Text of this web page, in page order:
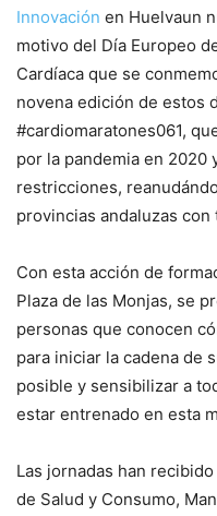
Innovación en Huelvaun
motivo del Día Europeo
Cardíaca que se
novena edición de estos
#cardiomaratones061,
por la pandemia en 2020
restricciones,
provincias andaluzas con
Con esta acción de
Plaza de las Monjas, se
personas que conocen
para iniciar la cadena de
posible y sensibilizar a
estar entrenado en esta
Las jornadas han
de Salud y Consumo,